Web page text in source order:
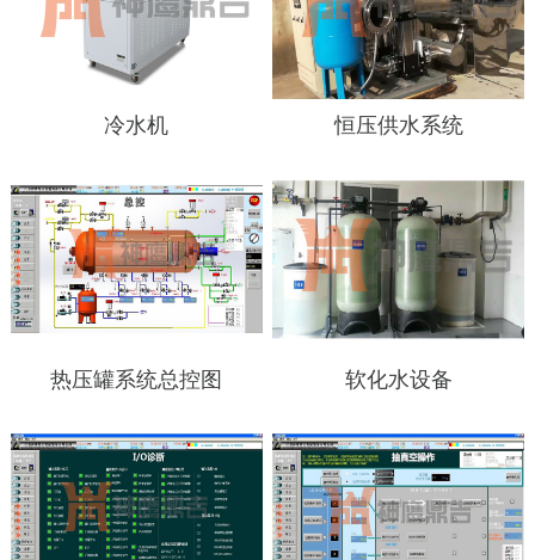
冷水机 恒压供水系统
热压罐系统总控图 软化水设备